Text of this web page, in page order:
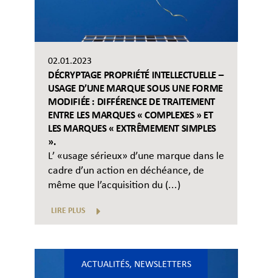
02.01.2023
DÉCRYPTAGE PROPRIÉTÉ INTELLECTUELLE –
USAGE D’UNE MARQUE SOUS UNE FORME
MODIFIÉE : DIFFÉRENCE DE TRAITEMENT
ENTRE LES MARQUES « COMPLEXES » ET
LES MARQUES « EXTRÊMEMENT SIMPLES
».
L’ «usage sérieux» d’une marque dans le
cadre d’un action en déchéance, de
même que l’acquisition du (...)
LIRE PLUS
ACTUALITÉS, NEWSLETTERS